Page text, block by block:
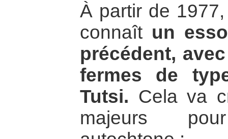
À partir de
connaît un
précédent,
fermes de
Tutsi. Cela va
majeurs